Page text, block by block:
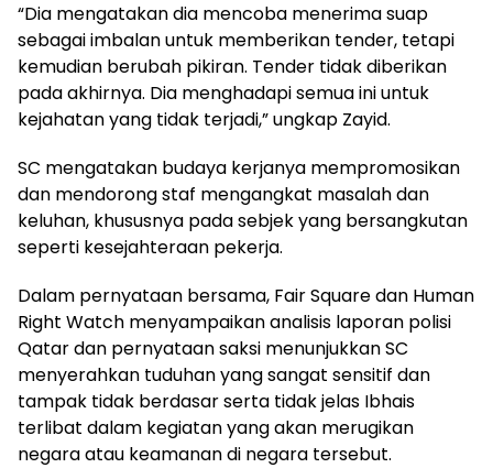
“Dia mengatakan dia mencoba menerima suap
sebagai imbalan untuk memberikan tender, tetapi
kemudian berubah pikiran. Tender tidak diberikan
pada akhirnya. Dia menghadapi semua ini untuk
kejahatan yang tidak terjadi,” ungkap Zayid.
SC mengatakan budaya kerjanya mempromosikan
dan mendorong staf mengangkat masalah dan
keluhan, khususnya pada sebjek yang bersangkutan
seperti kesejahteraan pekerja.
Dalam pernyataan bersama, Fair Square dan Human
Right Watch menyampaikan analisis laporan polisi
Qatar dan pernyataan saksi menunjukkan SC
menyerahkan tuduhan yang sangat sensitif dan
tampak tidak berdasar serta tidak jelas Ibhais
terlibat dalam kegiatan yang akan merugikan
negara atau keamanan di negara tersebut.